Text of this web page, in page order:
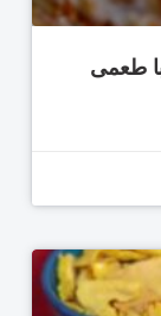
با طعمی